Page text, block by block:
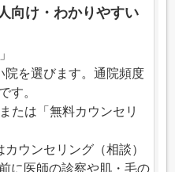
向け・わかりやすい
院を選びます。通院頻度
す。
たは「無料カウンセリ
ウンセリング（相談）
に医師の診察や肌・毛の